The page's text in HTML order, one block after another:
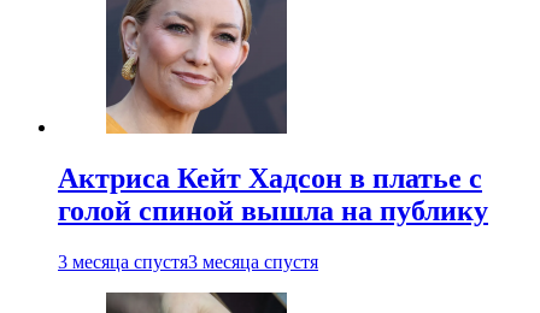
Актриса Кейт Хадсон в платье с
голой спиной вышла на публику
3 месяца спустя3 месяца спустя